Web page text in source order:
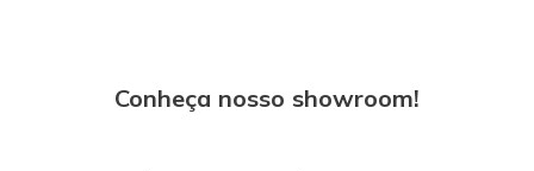
Conheça nosso showroom!